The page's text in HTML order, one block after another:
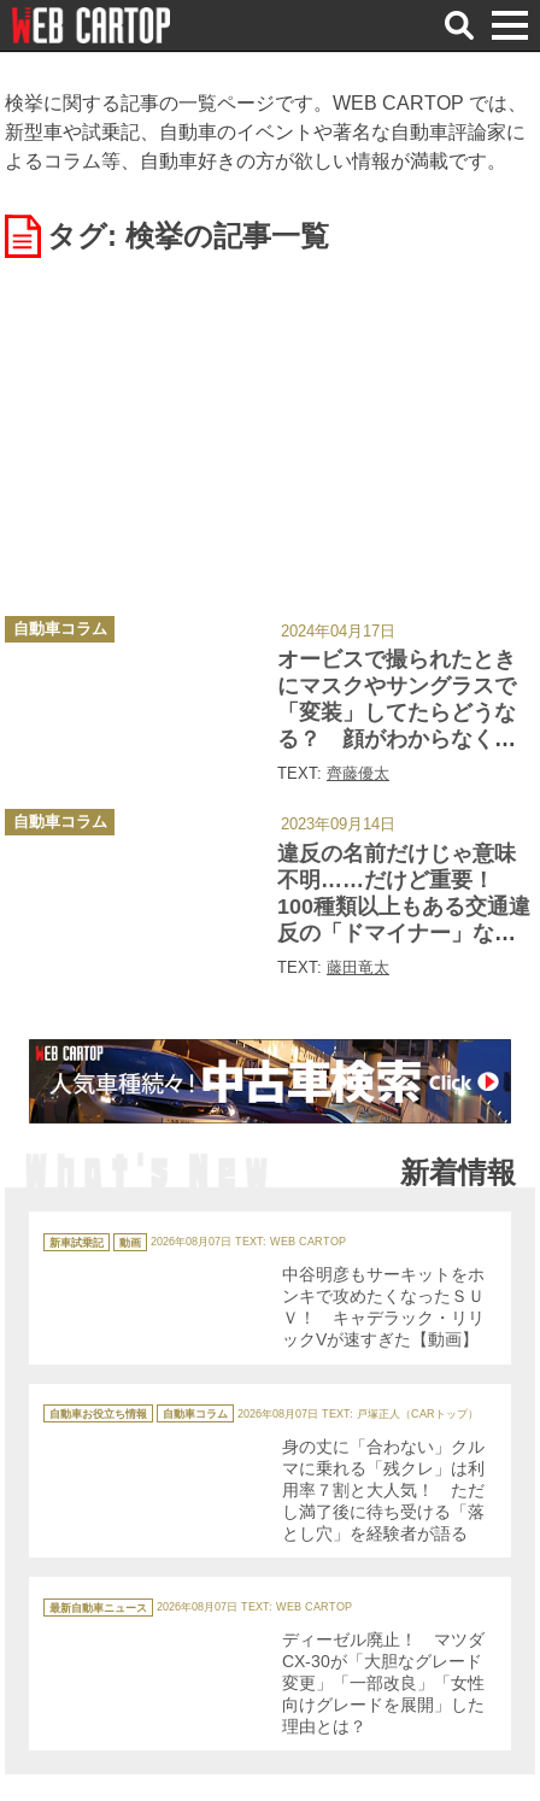
検
索
検挙に関する記事の一覧ページです。WEB CARTOP では、
新型車や試乗記、自動車のイベントや著名な自動車評論家に
よるコラム等、自動車好きの方が欲しい情報が満載です。
タグ: 検挙の記事一覧
オービスで撮られたとき
にマスクやサングラスで
「変装」してたらどうな
る？ 顔がわからなくて
も逃れることは基本不可
TEXT: 齊藤優太
カ
テ
自動車コラム 2024年04月17日
違反の名前だけじゃ意味
不明……だけど重要！
100種類以上もある交通違
反の「ドマイナー」なも
のを調べてみた
TEXT: 藤田竜太
カ
テ
自動車コラム 2023年09月14日
新着情報
テ
ゴ
新車試乗記 動画 2026年08月07日 TEXT: WEB CARTOP
中谷明彦もサーキットをホ
ンキで攻めたくなったＳＵ
Ｖ！ キャデラック・リリ
ックVが速すぎた【動画】
テ
ゴ
自動車お役立ち情報 自動車コラム 2026年08月07日 TEXT: 戸塚正人（CARトップ）
身の丈に「合わない」クル
マに乗れる「残クレ」は利
用率７割と大人気！ ただ
し満了後に待ち受ける「落
とし穴」を経験者が語る
テ
ゴ
最新自動車ニュース 2026年08月07日 TEXT: WEB CARTOP
ディーゼル廃止！ マツダ
CX-30が「大胆なグレード
変更」「一部改良」「女性
向けグレードを展開」した
理由とは？